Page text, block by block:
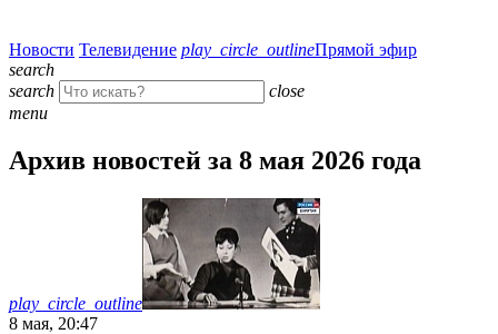
Новости Телевидение play_circle_outlineПрямой эфир
search
search
close
menu
Архив новостей за 8 мая 2026 года
play_circle_outline
8 мая, 20:47